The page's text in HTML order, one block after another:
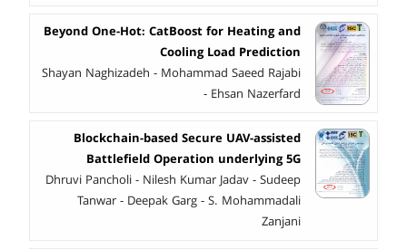
Beyond One-Hot: CatBoost for Heating and
Cooling Load Prediction
Shayan Naghizadeh - Mohammad Saeed Rajabi
- Ehsan Nazerfard
Blockchain-based Secure UAV-assisted
Battlefield Operation underlying 5G
Dhruvi Pancholi - Nilesh Kumar Jadav - Sudeep
Tanwar - Deepak Garg - S. Mohammadali
Zanjani